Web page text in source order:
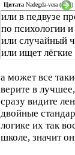
Цитата Nadegda-vera ( )
или в педвузе
по психологии и
или случайный
или ищет лёгкие
а может все
верите в
сразу видите
двойные
логике их так
школе, значит